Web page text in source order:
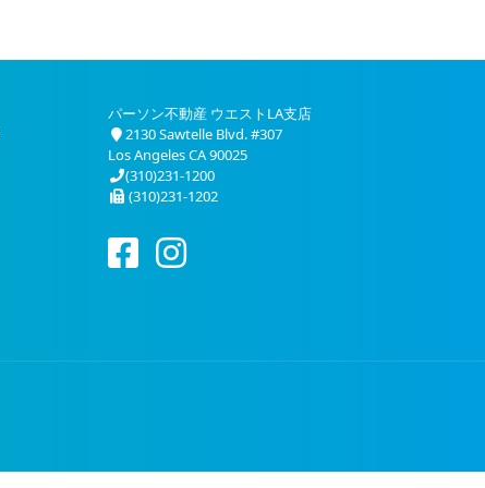
パーソン不動産 ウエストLA支店
2130 Sawtelle Blvd. #307
Los Angeles CA 90025
(310)231-1200
(310)231-1202